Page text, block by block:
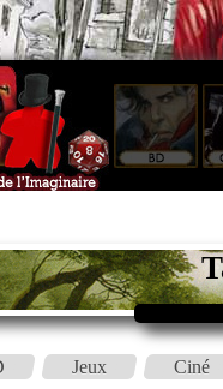
Jeux Ciné